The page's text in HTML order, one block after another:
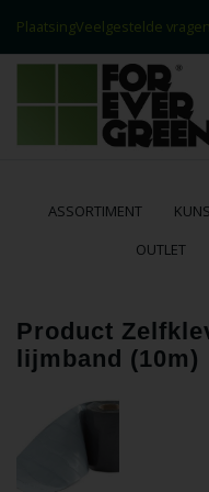
PlaatsingVeelgestelde vragen
Contact
ASSORTIMENT
OUTLET
Product
lijmband (10m)